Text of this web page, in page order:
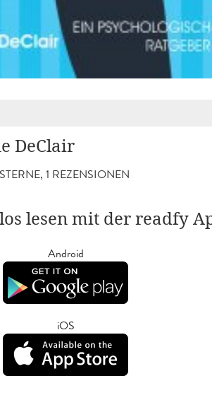
DeClair
1 REZENSIONEN
lesen mit der readfy
Android
iOS